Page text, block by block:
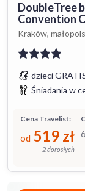
DoubleTree
Convention
Kraków,
dzieci
Śniadania w
Cena Travelist:
od 519 zł
2 dorosłych